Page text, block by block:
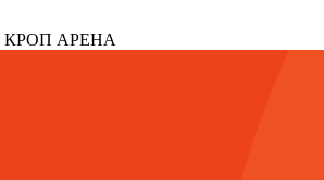
КРОП АРЕНА